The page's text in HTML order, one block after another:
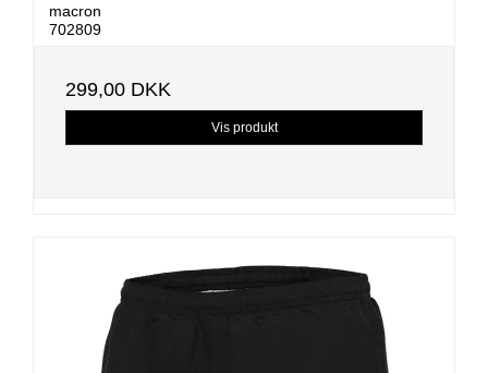
macron
702809
299,00 DKK
Vis produkt